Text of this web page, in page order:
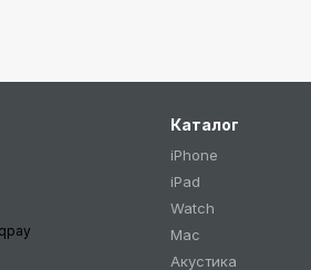
Каталог
iPhone
iPad
Watch
Mac
Акустика